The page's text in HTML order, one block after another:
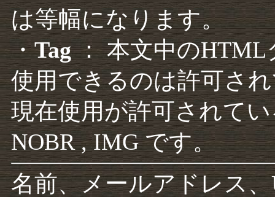
は等幅になります。
・Tag： 本文中のHTML
使用できるのは許可さ
現在使用が許可されて
NOBR , IMG です。
名前、メールアドレス